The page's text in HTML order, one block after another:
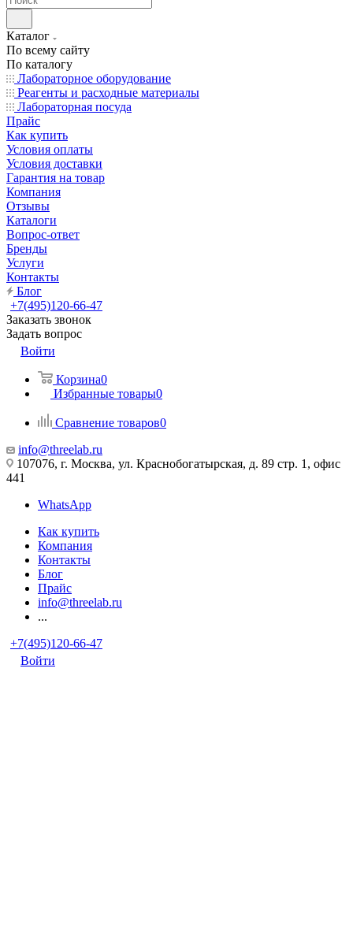
Каталог
По всему сайту
По каталогу
Лабораторное оборудование
Реагенты и расходные материалы
Лабораторная посуда
Прайс
Как купить
Условия оплаты
Условия доставки
Гарантия на товар
Компания
Отзывы
Каталоги
Вопрос-ответ
Бренды
Услуги
Контакты
Блог
+7(495)120-66-47
Заказать звонок
Задать вопрос
Войти
Корзина0
Избранные товары0
Сравнение товаров0
info@threelab.ru
107076, г. Москва, ул. Краснобогатырская, д. 89 стр. 1, офис
441
WhatsApp
Как купить
Компания
Контакты
Блог
Прайс
info@threelab.ru
...
+7(495)120-66-47
Войти